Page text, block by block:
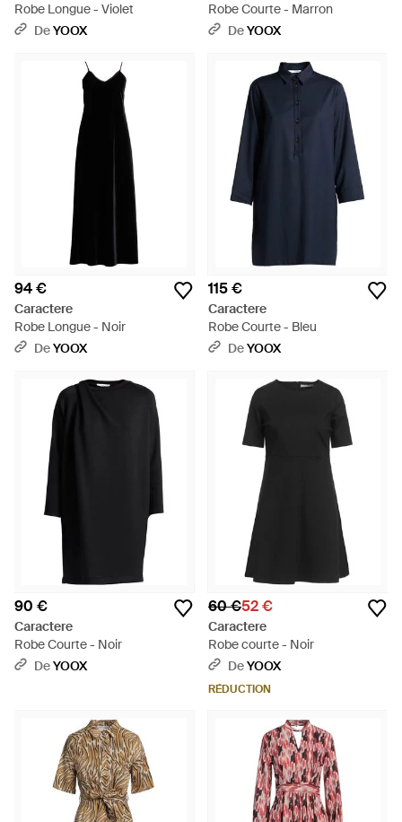
Robe Longue - Violet
DeYOOX
Robe Courte - Marron
DeYOOX
94 €
Caractere
Robe Longue - Noir
DeYOOX
115 €
Caractere
Robe Courte - Bleu
DeYOOX
90 €
Caractere
Robe Courte - Noir
DeYOOX
60 €52 €
Caractere
Robe courte - Noir
DeYOOX
RÉDUCTION